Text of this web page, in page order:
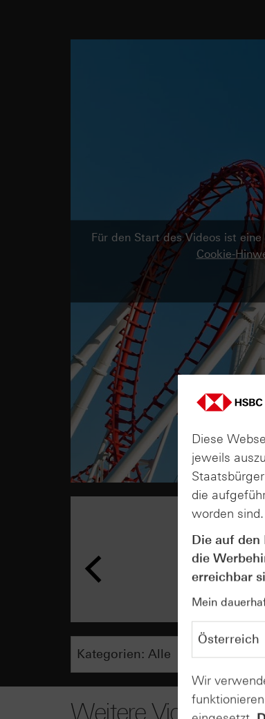
Für den Start des Videos ist
Cookie-
Weitere Videos
Diese
jeweils
die
worden sind.
Die auf
die
erreichbar
Mein
Wir